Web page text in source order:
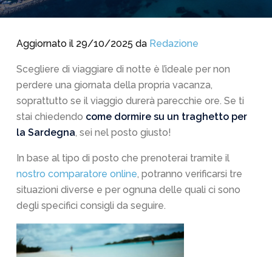
Aggiornato il 29/10/2025 da Redazione
Scegliere di viaggiare di notte è l’ideale per non
perdere una giornata della propria vacanza,
soprattutto se il viaggio durerà parecchie ore. Se ti
stai chiedendo come dormire su un traghetto per
la Sardegna, sei nel posto giusto!
In base al tipo di posto che prenoterai tramite il
nostro comparatore online, potranno verificarsi tre
situazioni diverse e per ognuna delle quali ci sono
degli specifici consigli da seguire.